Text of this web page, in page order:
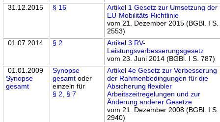
31.12.2015 § 16
Artikel 1 Gesetz zur Umsetzung der
EU-Mobilitäts-Richtlinie
vom 21. Dezember 2015 (BGBl. I S.
2553)
01.07.2014
§ 2
Artikel 3 RV-
Leistungsverbesserungsgesetz
vom 23. Juni 2014 (BGBl. I S. 787)
01.01.2009
Synopse
gesamt
Synopse
gesamt oder
einzeln für
§ 2
§ 7
Artikel 4e Gesetz zur Verbesserung
der Rahmenbedingungen für die
Absicherung flexibler
Arbeitszeitregelungen und zur
Änderung anderer Gesetze
vom 21. Dezember 2008 (BGBl. I S.
2940)